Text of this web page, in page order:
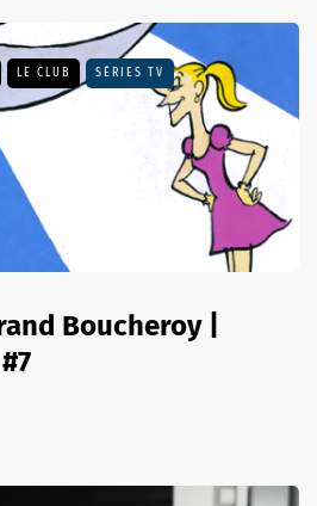
LE CLUB SÉRIES TV
Boucheroy |